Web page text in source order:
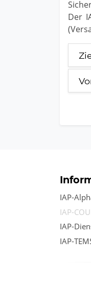
Der
IAP-
IAP-
IAP-
IAP-